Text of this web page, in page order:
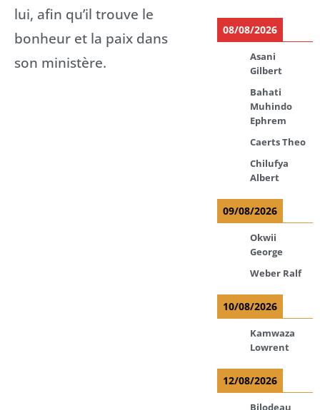
lui, afin qu’il trouve le
bonheur et la paix dans
son ministère.
08/08/2026
Asani
Gilbert
Bahati
Muhindo
Ephrem
Caerts Theo
Chilufya
Albert
09/08/2026
Okwii
George
Weber Ralf
10/08/2026
Kamwaza
Lowrent
12/08/2026
Bilodeau